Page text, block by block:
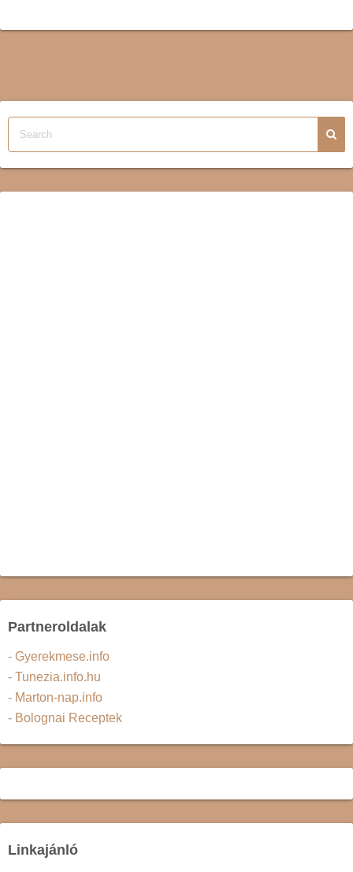
Partneroldalak
- Gyerekmese.info
- Tunezia.info.hu
- Marton-nap.info
- Bolognai Receptek
Linkajánló